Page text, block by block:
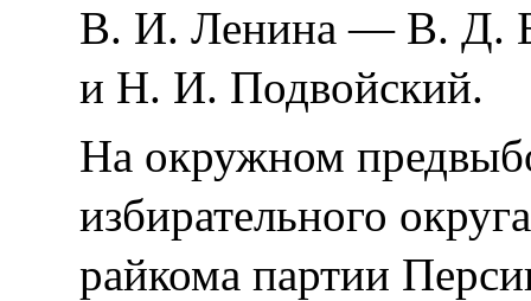
В. И. Ленина — В. Д.
и Н. И. Подвойский.
На окружном
избирательного
райкома партии